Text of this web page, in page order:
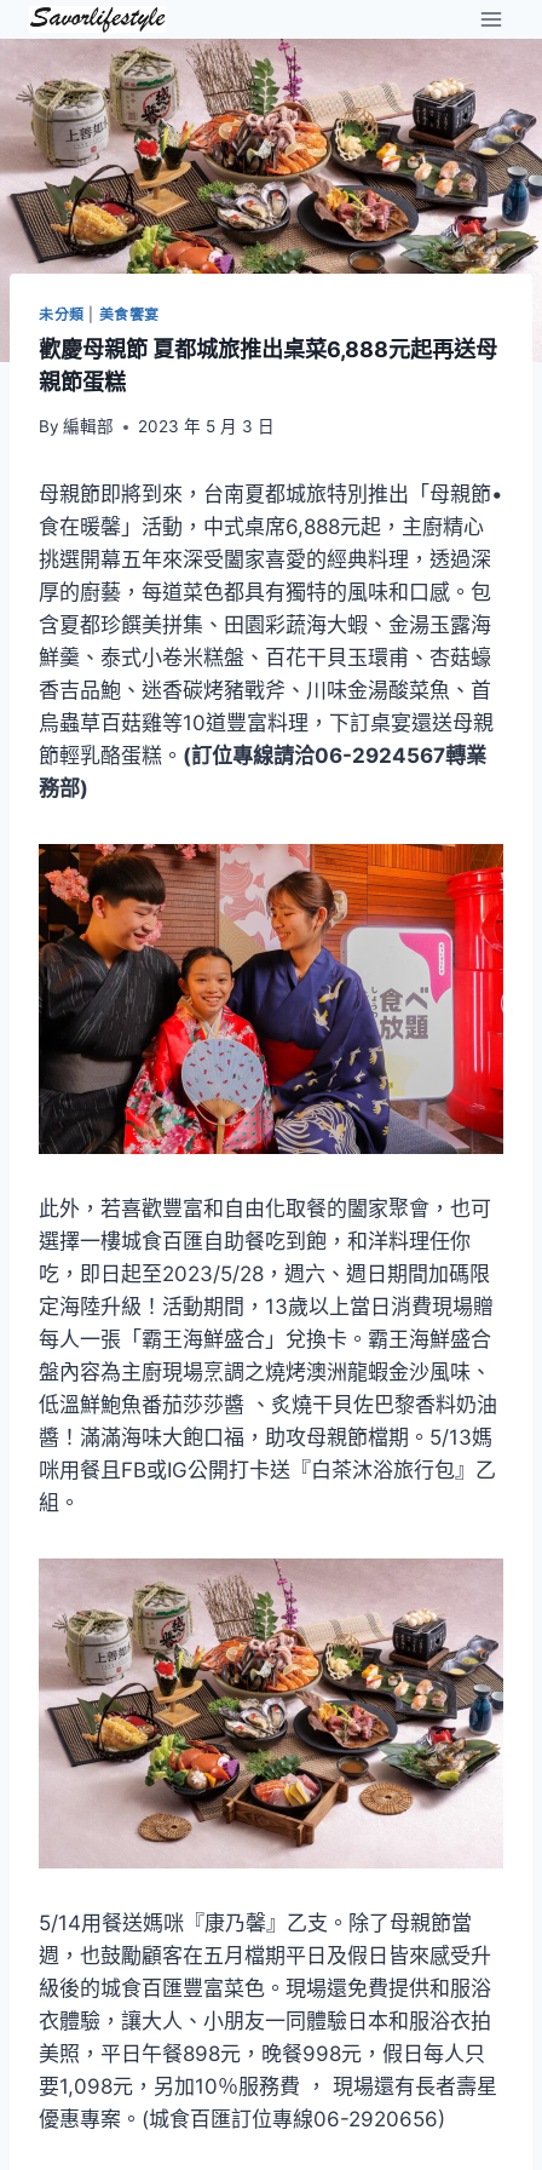
Skip
content
未分類 美食饗宴
歡慶母親節 夏都城旅推出桌菜6,888元起再送母
親節蛋糕
By 編輯部 2023 年 5 月 3 日
母親節即將到來，台南夏都城旅特別推出「母親節•
食在暖馨」活動，中式桌席6,888元起，主廚精心
挑選開幕五年來深受闔家喜愛的經典料理，透過深
厚的廚藝，每道菜色都具有獨特的風味和口感。包
含夏都珍饌美拼集、田園彩蔬海大蝦、金湯玉露海
鮮羹、泰式小卷米糕盤、百花干貝玉環甫、杏菇蠔
香吉品鮑、迷香碳烤豬戰斧、川味金湯酸菜魚、首
烏蟲草百菇雞等10道豐富料理，下訂桌宴還送母親
節輕乳酪蛋糕。 (訂位專線請洽06-2924567轉業
務部)
此外，若喜歡豐富和自由化取餐的闔家聚會，也可
選擇一樓城食百匯自助餐吃到飽，和洋料理任你
吃，即日起至2023/5/28，週六、週日期間加碼限
定海陸升級！活動期間，13歲以上當日消費現場贈
每人一張「霸王海鮮盛合」兌換卡。霸王海鮮盛合
盤內容為主廚現場烹調之燒烤澳洲龍蝦金沙風味、
低溫鮮鮑魚番茄莎莎醬 、炙燒干貝佐巴黎香料奶油
醬！滿滿海味大飽口福，助攻母親節檔期。5/13媽
咪用餐且FB或IG公開打卡送『白茶沐浴旅行包』乙
組。
5/14用餐送媽咪『康乃馨』乙支。除了母親節當
週，也鼓勵顧客在五月檔期平日及假日皆來感受升
級後的城食百匯豐富菜色。現場還免費提供和服浴
衣體驗，讓大人、小朋友一同體驗日本和服浴衣拍
美照，平日午餐898元，晚餐998元，假日每人只
要1,098元，另加10％服務費 ， 現場還有長者壽星
優惠專案。(城食百匯訂位專線06-2920656)